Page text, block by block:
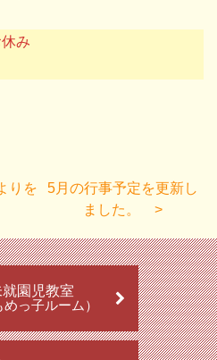
み
りを
5月の行事予定を更新し
ました。
就園児教室
めっ子ルーム）